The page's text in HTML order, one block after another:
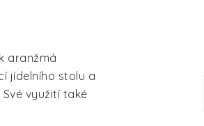
aranžmá
jídelního stolu a
využití také